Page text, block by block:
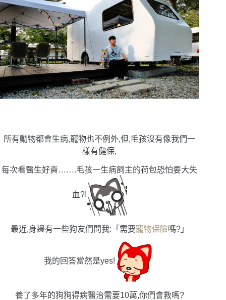
所有動物都會生病,寵物也不例外,但,毛孩沒有像我們一
樣有健保,
每次看醫生好貴…….毛孩一生病飼主的荷包恐怕要大失
血?!
最近,身邊有一些狗友們問我:「需要寵物保險嗎?」
我的回答當然是yes!
養了多年的狗狗得病醫治需要10萬,你們會救嗎?